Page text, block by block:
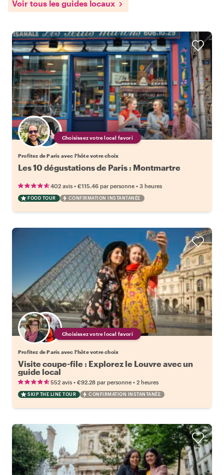
Voir tous les guides locaux
Choisissez votre local favori
Profitez de Paris avec l'hôte votre choix
Les 10 dégustations de Paris : Montmartre
402 avis • €115.46 par personne • 3 heures
FOOD TOUR CONFIRMATION INSTANTANÉE
Choisissez votre local favori
Profitez de Paris avec l'hôte votre choix
Visite coupe-file : Explorez le Louvre avec un
guide local
552 avis • €92.28 par personne • 2 heures
SKIP THE LINE TOUR CONFIRMATION INSTANTANÉE